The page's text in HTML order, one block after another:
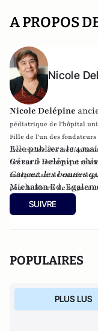
A PROPOS
Nicole
Nicole Delépine
pédiatrique de l'hôpital
Fille de l'un des
face cachée des
lits sur le trottoir, qui
indépendant de
pour la liberté de soigner
et du code de Nuremberg
éclairé du patient.
Elle publiera le 4
Gérard Delépine
Cancer, les bonnes
Michalon Ed.
paru chez Fauves
SUIVRE
POPULAIRES
PLUS LUS